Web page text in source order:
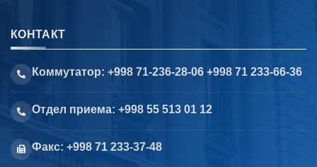
КОНТАКТ
Коммутатор: +998 71-236-28-06 +998 71 233-66-36
Отдел приема: +998 55 513 01 12
Факс: +998 71 233-37-48